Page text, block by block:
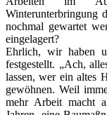
Winterunterbringung
nochmal gewartet
eingelagert?
Ehrlich, wir haben
festgestellt. „Ach,
lassen, wer ein altes
gewöhnen. Weil
mehr Arbeit macht